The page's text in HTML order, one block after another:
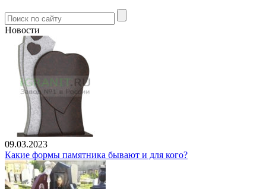
Новости
09.03.2023
Какие формы памятника бывают и для кого?